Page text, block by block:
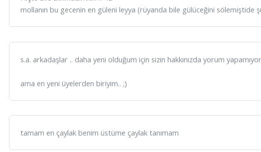
mollanın bu gecenin en güleni leyya (rüyanda bile gülüceğini sölemiştide
s.a. arkadaşlar .. daha yeni olduğum için sizin hakkınızda yorum
ama en yeni üyelerden biriyim.. ;)
tamam en çaylak benim üstüme çaylak tanımam